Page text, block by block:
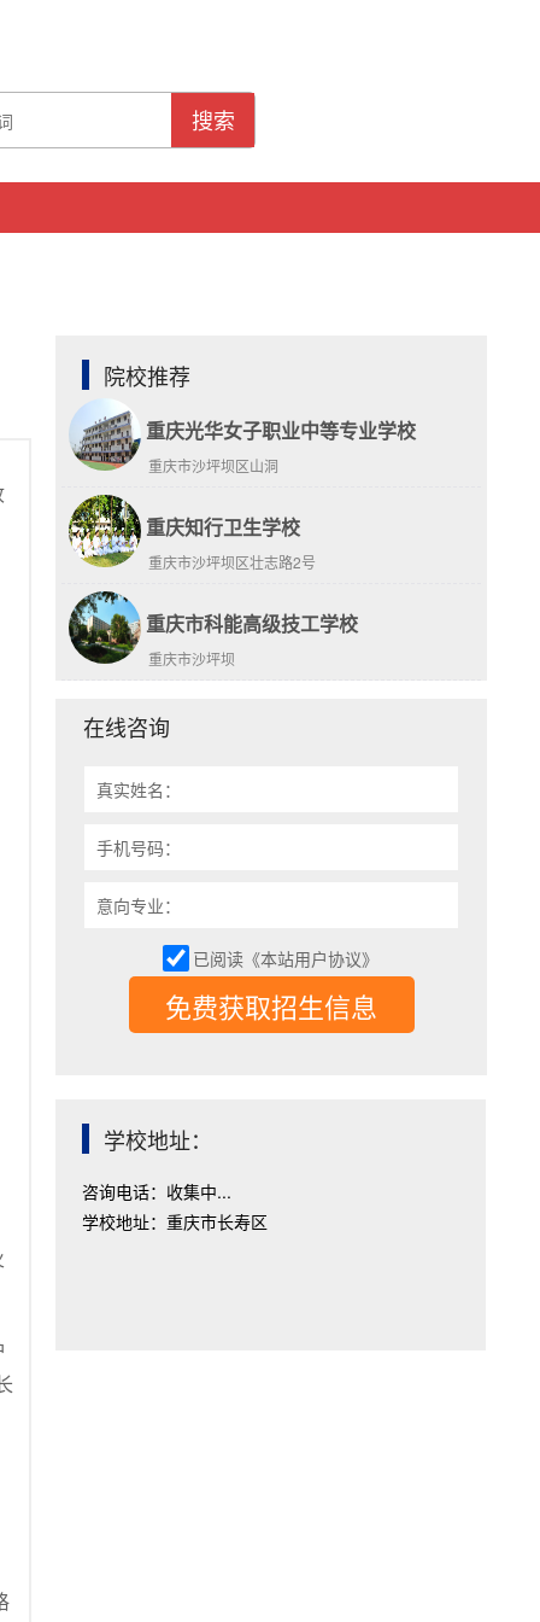
搜索
院校推荐
重庆光华女子职业中等专业学校
重庆市沙坪坝区山洞
重庆知行卫生学校
重庆市沙坪坝区壮志路2号
重庆市科能高级技工学校
重庆市沙坪坝
在线咨询
真实姓名：
手机号码：
意向专业：
已阅读《本站用户协议》
免费获取招生信息
学校地址：
咨询电话：收集中...
学校地址：重庆市长寿区